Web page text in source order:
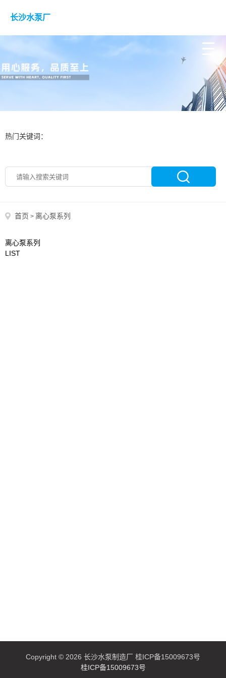
长沙水泵厂
热门关键词：
首页 > 离心泵系列
离心泵系列
LIST
Copyright © 2026 长沙水泵制造厂 桂ICP备15009673号
桂ICP备15009673号